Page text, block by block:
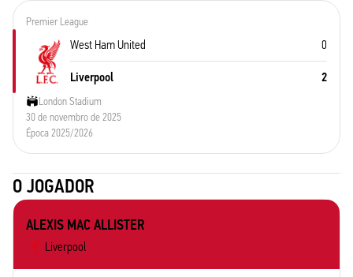
Premier League
West Ham United 0
Liverpool 2
London Stadium
30 de novembro de 2025
Época 2025/2026
O JOGADOR
ALEXIS MAC ALLISTER
Liverpool